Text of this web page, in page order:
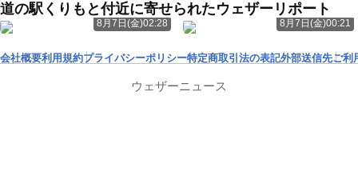
道の駅くりもと付近に寄せられたウェザーリポート
8月7日(金)02:28 8月7日(金)00:21
会社概要利用規約プライバシーポリシー特定商取引法の表記外部送信先ご利
ウェザーニュース